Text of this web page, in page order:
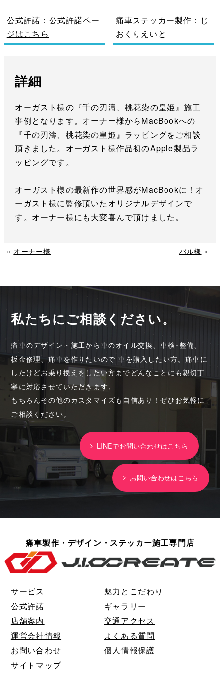
公式許諾： 公式許諾ペー
ジはこちら
痛車ステッカー製作：じ
おくりえいと
詳細
オーガスト様の『千の刃濤、桃花染の皇姫』施工
事例となります。オーナー様からMacBookへの
『千の刃濤、桃花染の皇姫』ラッピングをご相談
頂きました。オーガスト様作品初のApple製品ラ
ッピングです。
オーガスト様の最新作の世界感がMacBookに！オ
ーガスト様に監修頂いたオリジナルデザインで
す。オーナー様にも大変喜んで頂けました。
« オーナー様 バル様 »
私たちにご相談ください。
痛車のデザイン・施工から車のオイル交換、車検･整備、
板金修理、痛車を作りたいので 車を購入したい方。痛車に
したけどお乗り換えをしたい方までどんなことにも親切丁
寧に対応させていただきます。
もちろんその他のカスタマイズも自信あり！ぜひお気軽に
ご相談ください。
LINEでお問い合わせはこちら
お問い合わせはこちら
痛車製作・デザイン・ステッカー施工専門店
サービス
魅力とこだわり
公式許諾
ギャラリー
店舗案内
交通アクセス
運営会社情報
よくある質問
お問い合わせ
個人情報保護
サイトマップ